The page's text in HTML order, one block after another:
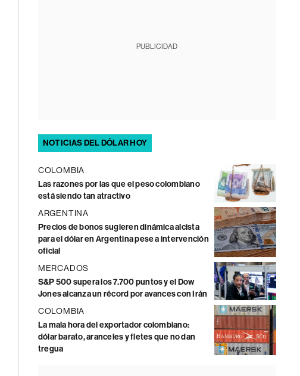
PUBLICIDAD
NOTICIAS DEL DÓLAR HOY
COLOMBIA
Las razones por las que el peso colombiano
está siendo tan atractivo
ARGENTINA
Precios de bonos sugieren dinámica alcista
para el dólar en Argentina pese a intervención
oficial
MERCADOS
S&P 500 supera los 7.700 puntos y el Dow
Jones alcanza un récord por avances con Irán
COLOMBIA
La mala hora del exportador colombiano:
dólar barato, aranceles y fletes que no dan
tregua